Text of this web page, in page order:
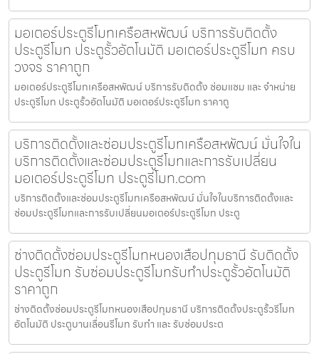
มอเตอร์ประตูรีโมทเครือสหพัฒน์ บริการรับติดตั้ง
ประตูรีโมท ประตูรั้วอัตโนมัติ มอเตอร์ประตูรีโมท ครบ
วงจร ราคาถูก
มอเตอร์ประตูรีโมทเครือสหพัฒน์ บริการรับติดตั้ง ซ่อมแซม และ จำหน่าย
ประตูรีโมท ประตูรั้วอัตโนมัติ มอเตอร์ประตูรีโมท ราคาถู
บริการติดตั้งและซ่อมประตูรีโมทเครือสหพัฒน์ มั่นใจใน
บริการติดตั้งและซ่อมประตูรีโมทและการรับเปลี่ยน
มอเตอร์ประตูรีโมท ประตูรีโมท.com
บริการติดตั้งและซ่อมประตูรีโมทเครือสหพัฒน์ มั่นใจในบริการติดตั้งและ
ซ่อมประตูรีโมทและการรับเปลี่ยนมอเตอร์ประตูรีโมท ประตู
ช่างติดตั้งซ่อมประตูรีโมทหนองเสือปทุมธานี รับติดตั้ง
ประตูรีโมท รับซ่อมประตูรีโมทรับทำประตูรั้วอัตโนมัติ
ราคาถูก
ช่างติดตั้งซ่อมประตูรีโมทหนองเสือปทุมธานี บริการติดตั้งประตูรั้วรีโมท
อัตโนมัติ ประตูบานเลื่อนรีโมท รับทำ และ รับซ่อมประต